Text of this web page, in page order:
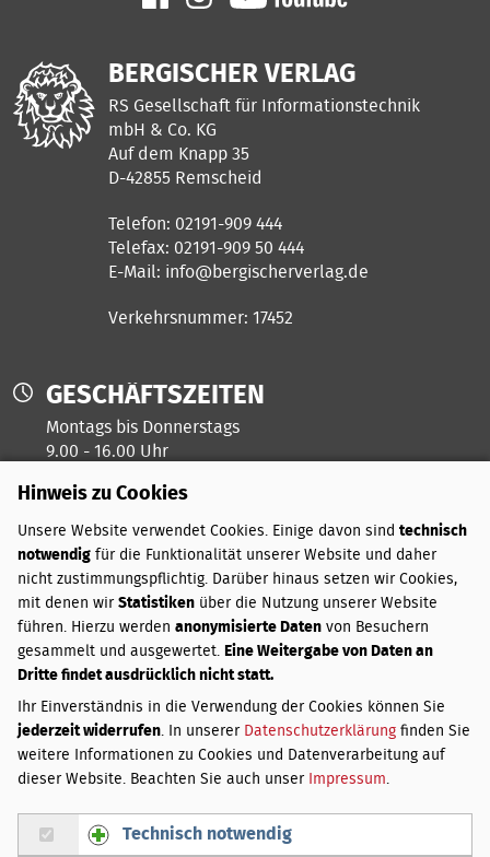
BERGISCHER VERLAG
RS Gesellschaft für Informationstechnik
mbH & Co. KG
Auf dem Knapp 35
D-42855 Remscheid
Telefon: 02191-909 444
Telefax: 02191-909 50 444
E-Mail: info@bergischerverlag.de
Verkehrsnummer: 17452
GESCHÄFTSZEITEN
Montags bis Donnerstags
9.00 - 16.00 Uhr
Freitags ist unser Kreativtag
ZAHLUNGSARTEN
PayPal
Vorkasse
VERSANDKOSTEN
Innerhalb Deutschlands:
Bis 3 kg
3,50 €
Über 3 bis 20 kg
4,50 €
Über 20 bis 31,5 kg 5,50 €
Hinweis zu Cookies
Unsere Website verwendet Cookies. Einige davon sind technisch
notwendig für die Funktionalität unserer Website und daher
nicht zustimmungspflichtig. Darüber hinaus setzen wir Cookies,
mit denen wir Statistiken über die Nutzung unserer Website
führen. Hierzu werden anonymisierte Daten von Besuchern
gesammelt und ausgewertet. Eine Weitergabe von Daten an
Dritte findet ausdrücklich nicht statt.
Ihr Einverständnis in die Verwendung der Cookies können Sie
jederzeit widerrufen. In unserer Datenschutzerklärung finden Sie
weitere Informationen zu Cookies und Datenverarbeitung auf
dieser Website. Beachten Sie auch unser Impressum.
Gruppe Technisch notwendig zustimmen
Technisch notwendig